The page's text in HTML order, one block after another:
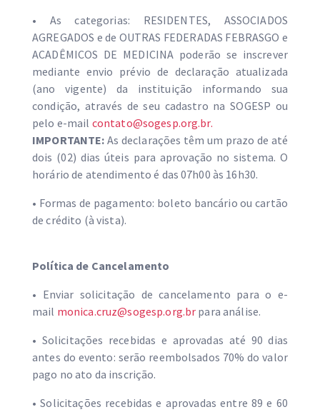
• As categorias: RESIDENTES, ASSOCIADOS
AGREGADOS e de OUTRAS FEDERADAS FEBRASGO e
ACADÊMICOS DE MEDICINA poderão se inscrever
mediante envio prévio de declaração atualizada
(ano vigente) da instituição informando sua
condição, através de seu cadastro na SOGESP ou
pelo e-mail contato@sogesp.org.br.
IMPORTANTE: As declarações têm um prazo de até
dois (02) dias úteis para aprovação no sistema. O
horário de atendimento é das 07h00 às 16h30.
• Formas de pagamento: boleto bancário ou cartão
de crédito (à vista).
Política de Cancelamento
• Enviar solicitação de cancelamento para o e-
mail monica.cruz@sogesp.org.br para análise.
• Solicitações recebidas e aprovadas até 90 dias
antes do evento: serão reembolsados 70% do valor
pago no ato da inscrição.
• Solicitações recebidas e aprovadas entre 89 e 60